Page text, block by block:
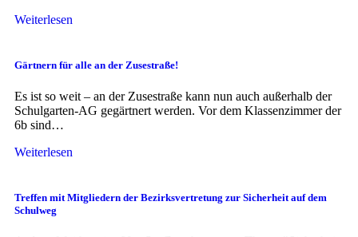
Weiterlesen
Gärtnern für alle an der Zusestraße!
Es ist so weit – an der Zusestraße kann nun auch außerhalb der
Schulgarten-AG gegärtnert werden. Vor dem Klassenzimmer der
6b sind…
Weiterlesen
Treffen mit Mitgliedern der Bezirksvertretung zur Sicherheit auf dem
Schulweg